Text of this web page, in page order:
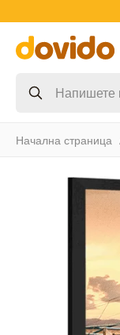
Начална страница